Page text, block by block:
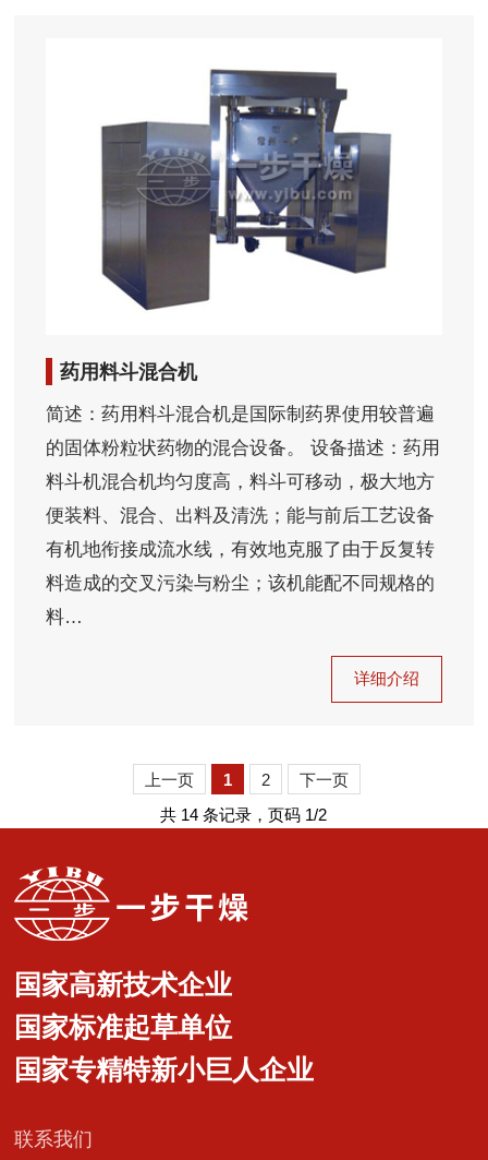
药用料斗混合机
简述：药用料斗混合机是国际制药界使用较普遍
的固体粉粒状药物的混合设备。 设备描述：药用
料斗机混合机均匀度高，料斗可移动，极大地方
便装料、混合、出料及清洗；能与前后工艺设备
有机地衔接成流水线，有效地克服了由于反复转
料造成的交叉污染与粉尘；该机能配不同规格的
料…
详细介绍
上一页 1 2
下一页
共 14 条记录，页码 1/2
国家高新技术企业
国家标准起草单位
国家专精特新小巨人企业
联系我们